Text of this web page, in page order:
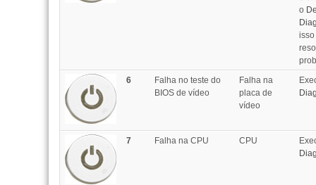
o
6
Falha no teste do
BIOS de vídeo
Falha na
placa de
vídeo
7 Falha na CPU CPU